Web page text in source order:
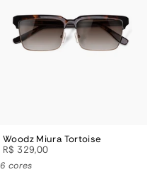
Woodz Miura Tortoise
R$ 329,00
6 cores